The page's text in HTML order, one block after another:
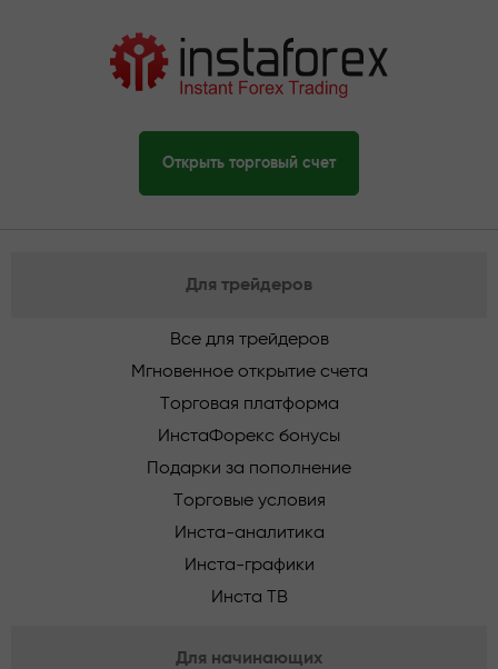
Открыть торговый счет
Для трейдеров
Все для трейдеров
Мгновенное открытие счета
Торговая платформа
ИнстаФорекс бонусы
Подарки за пополнение
Торговые условия
Инста-аналитика
Инста-графики
Инста ТВ
Для начинающих